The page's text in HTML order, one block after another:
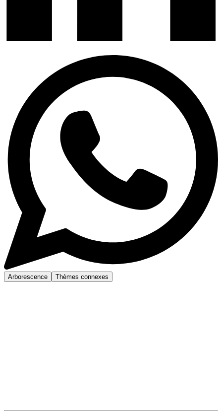
Arborescence Thèmes connexes